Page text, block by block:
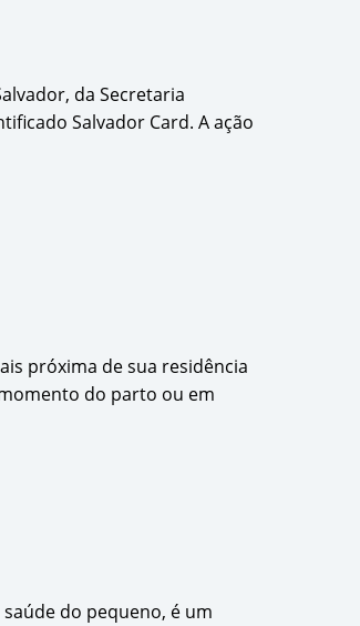
da Secretaria
Salvador Card. A ação
próxima de sua residência
do parto ou em
do pequeno, é um